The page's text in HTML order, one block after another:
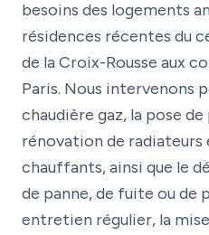
besoins des logements
résidences récentes du
de la Croix-Rousse aux
Paris. Nous intervenons
chaudière gaz, la pose
rénovation de radiateurs
chauffants, ainsi que le
de panne, de fuite ou de
entretien régulier, la